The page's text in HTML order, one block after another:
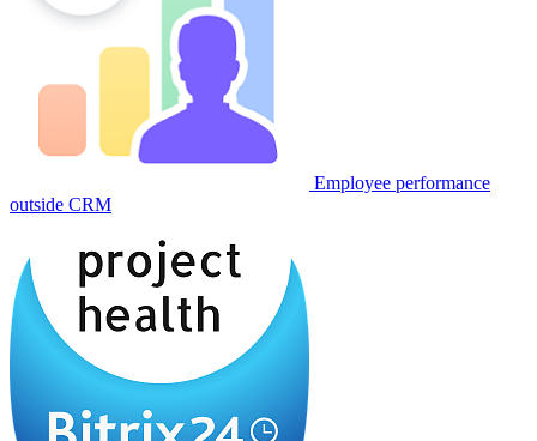
Employee performance
outside CRM